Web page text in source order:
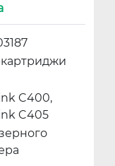
C400,
C405